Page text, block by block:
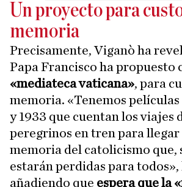
Un proyecto para
memoria
Precisamente, Viganò ha
Papa Francisco ha propuesto
«mediateca vaticana», para
memoria. «Tenemos películas
y 1933 que cuentan los viajes
peregrinos en tren para llegar
memoria del catolicismo que,
estarán perdidas para todos»,
añadiendo que espera que la